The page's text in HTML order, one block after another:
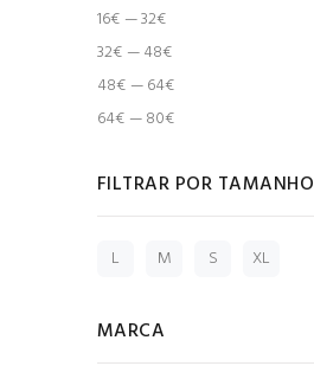
16€ — 32€
32€ — 48€
48€ — 64€
64€ — 80€
FILTRAR POR TAMANHO
L M S XL
MARCA